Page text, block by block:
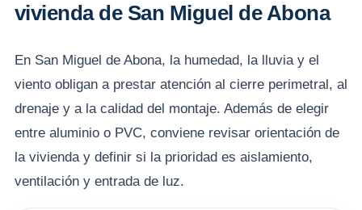
vivienda de San Miguel de Abona
En San Miguel de Abona, la humedad, la lluvia y el
viento obligan a prestar atención al cierre perimetral, al
drenaje y a la calidad del montaje. Además de elegir
entre aluminio o PVC, conviene revisar orientación de
la vivienda y definir si la prioridad es aislamiento,
ventilación y entrada de luz.